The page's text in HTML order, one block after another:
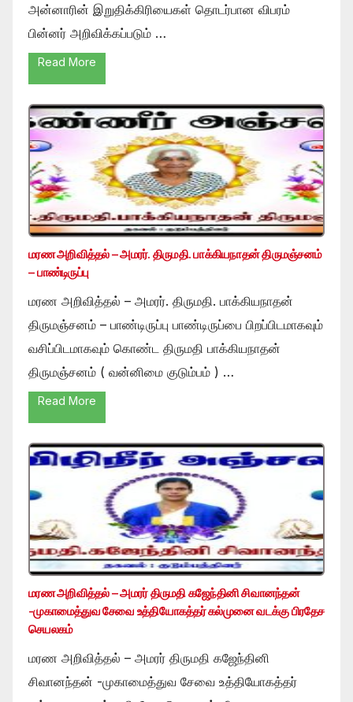
அன்னாரின் இறுதிக்கிரியைகள் தொடர்பான விபரம்
பின்னர் அறிவிக்கப்படும் …
Read More
மரண அறிவித்தல் – அமரர். திருமதி. பாக்கியநாதன் திருமஞ்சனம்
– பாண்டிருப்பு
மரண அறிவித்தல் – அமரர். திருமதி. பாக்கியநாதன்
திருமஞ்சனம் – பாண்டிருப்பு பாண்டிருப்பை பிறப்பிடமாகவும்
வசிப்பிடமாகவும் கொண்ட திருமதி பாக்கியநாதன்
திருமஞ்சனம் ( வன்னிமை குடும்பம் ) …
Read More
மரண அறிவித்தல் – அமரர் திருமதி கஜேந்தினி சிவானந்தன்
-முகாமைத்துவ சேவை உத்தியோகத்தர் கல்முனை வடக்கு பிரதேச
செயலகம்
மரண அறிவித்தல் – அமரர் திருமதி கஜேந்தினி
சிவானந்தன் -முகாமைத்துவ சேவை உத்தியோகத்தர்